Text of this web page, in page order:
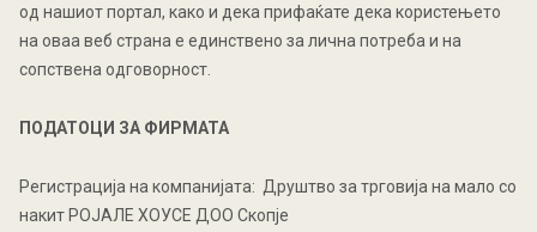
од нашиот портал, како и дека прифаќате дека користењето
на оваа веб страна е единствено за лична потреба и на
сопствена одговорност.
ПОДАТОЦИ ЗА ФИРМАТА
Регистрација на компанијата: Друштво за трговија на мало со
накит РОЈАЛE ХОУСЕ ДОО Скопје